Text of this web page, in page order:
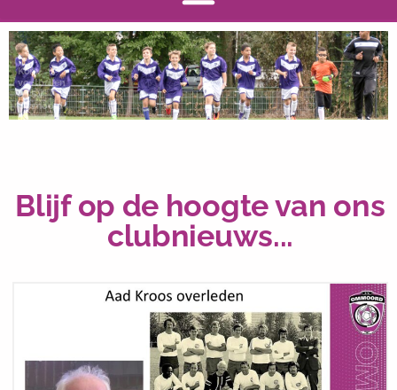
Kom
Blijf op de hoogte van ons
clubnieuws...